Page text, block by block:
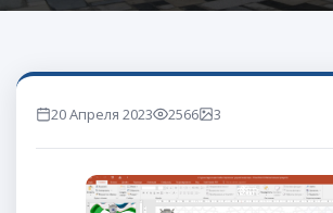
20 Апреля 2023 2566
marta ko'rilgan
3